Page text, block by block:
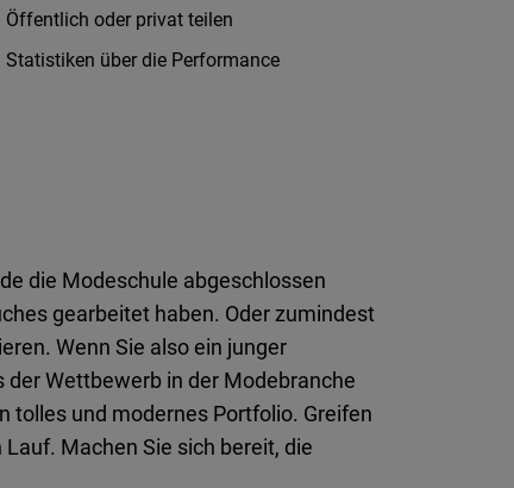
Öffentlich oder privat teilen
Statistiken über die Performance
die Modeschule abgeschlossen
gearbeitet haben. Oder zumindest
Wenn Sie also ein junger
Wettbewerb in der Modebranche
tolles und modernes Portfolio. Greifen
Machen Sie sich bereit, die